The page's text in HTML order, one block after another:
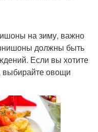
на зиму, важно
должны быть
Если вы хотите
выбирайте овощи